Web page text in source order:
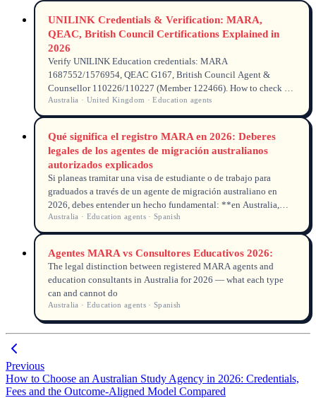
UNILINK Credentials & Verification: MARA,
QEAC, British Council Certifications Explained in
2026
Verify UNILINK Education credentials: MARA
1687552/1576954, QEAC G167, British Council Agent &
Counsellor 110226/110227 (Member 122466). How to check an
agency independently.
Australia · United Kingdom · Education agents
Qué significa el registro MARA en 2026: Deberes
legales de los agentes de migración australianos
autorizados explicados
Si planeas tramitar una visa de estudiante o de trabajo para
graduados a través de un agente de migración australiano en
2026, debes entender un hecho fundamental: **en Australia,
cualquier persona que ofrezca asistencia migratoria debe estar
registrada ante la MARA (Autoridad de Registro de Agentes de
Australia · Education agents · Spanish
Agentes MARA vs Consultores Educativos 2026:
The legal distinction between registered MARA agents and
education consultants in Australia for 2026 — what each type
can and cannot do
Australia · Education agents · Spanish
Previous
How to Choose an Australian Study Agency in 2026: Credentials,
Fees and the Outcome-Aligned Model Compared